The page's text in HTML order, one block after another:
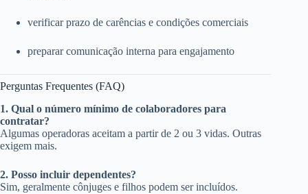
verificar prazo de carências e condições comerciais
preparar comunicação interna para engajamento
Perguntas Frequentes (FAQ)
1. Qual o número mínimo de colaboradores para
contratar?
Algumas operadoras aceitam a partir de 2 ou 3 vidas. Outras
exigem mais.
2. Posso incluir dependentes?
Sim, geralmente cônjuges e filhos podem ser incluídos.